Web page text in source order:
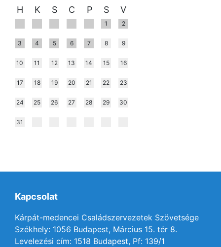
H K S C P S V
1 2
3 4 5 6 7 8 9
10 11 12 13 14 15 16
17 18 19 20 21 22 23
24 25 26 27 28 29 30
31
Kapcsolat
Kárpát-medencei Családszervezetek Szövetsége
Székhely: 1056 Budapest, Március 15. tér 8.
Levelezési cím: 1518 Budapest, Pf: 139/1